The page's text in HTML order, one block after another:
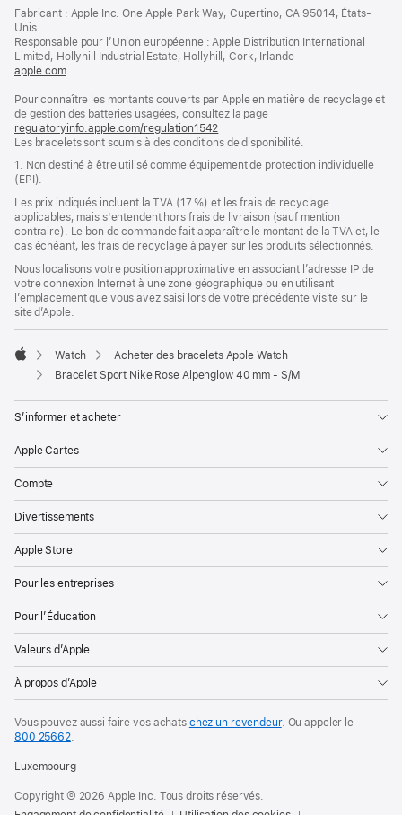
page une
fenêtre)
Fabricant : Apple Inc. One Apple Park Way, Cupertino, CA 95014, États-
Unis.
Responsable pour l’Union européenne : Apple Distribution International
Limited, Hollyhill Industrial Estate, Hollyhill, Cork, Irlande
apple.com(s’ouvre
une
nouvelle
fenêtre)
Pour connaître les montants couverts par Apple en matière de recyclage et
de gestion des batteries usagées, consultez la page
regulatoryinfo.apple.com/regulation1542
dans
nouvelle
Les bracelets sont soumis à des conditions de disponibilité.
1. Non destiné à être utilisé comme équipement de protection individuelle
(EPI).
Les prix indiqués incluent la TVA (17 %) et les frais de recyclage
applicables, mais s'entendent hors frais de livraison (sauf mention
contraire). Le bon de commande fait apparaître le montant de la TVA et, le
cas échéant, les frais de recyclage à payer sur les produits sélectionnés.
Nous localisons votre position approximative en associant l’adresse IP de
votre connexion Internet à une zone géographique ou en utilisant
l’emplacement que vous avez saisi lors de votre précédente visite sur le
site d’Apple.
Apple
Watch
Acheter des bracelets Apple Watch
Bracelet Sport Nike Rose Alpenglow 40 mm - S/M
S’informer et acheter
Apple Cartes
Compte
Divertissements
Apple Store
Pour les entreprises
Pour l’Éducation
Valeurs d’Apple
À propos d’Apple
Vous pouvez aussi faire vos achats chez un revendeur. Ou appeler le
800 25662.
Luxembourg
Copyright © 2026 Apple Inc. Tous droits réservés.